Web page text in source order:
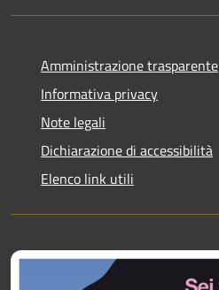
Amministrazione trasparente
Informativa privacy
Note legali
Dichiarazione di accessibilità
Elenco link utili